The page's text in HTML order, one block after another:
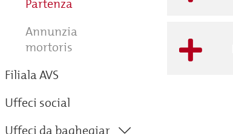
Partenza
Annunzia
mortoris
Filiala AVS
Uffeci social
Uffeci da baghegiar